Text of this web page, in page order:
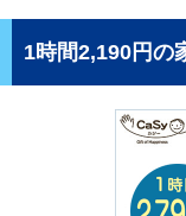
1時間2,190円の